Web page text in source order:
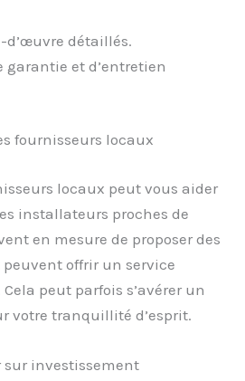
d’œuvre détaillés.
garantie et d’entretien
fournisseurs locaux
locaux peut vous aider
installateurs proches de
en mesure de proposer des
offrir un service
peut parfois s’avérer un
votre tranquillité d’esprit.
sur investissement